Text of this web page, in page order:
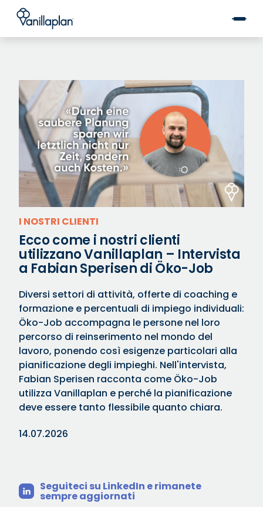
®
I NOSTRI CLIENTI
Ecco come i nostri clienti
utilizzano Vanillaplan – Intervista
a Fabian Sperisen di Öko-Job
Diversi settori di attività, offerte di coaching e
formazione e percentuali di impiego individuali:
Öko-Job accompagna le persone nel loro
percorso di reinserimento nel mondo del
lavoro, ponendo così esigenze particolari alla
pianificazione degli impieghi. Nell'intervista,
Fabian Sperisen racconta come Öko-Job
utilizza Vanillaplan e perché la pianificazione
deve essere tanto flessibile quanto chiara.
14.07.2026
Seguiteci su LinkedIn e rimanete
sempre aggiornati